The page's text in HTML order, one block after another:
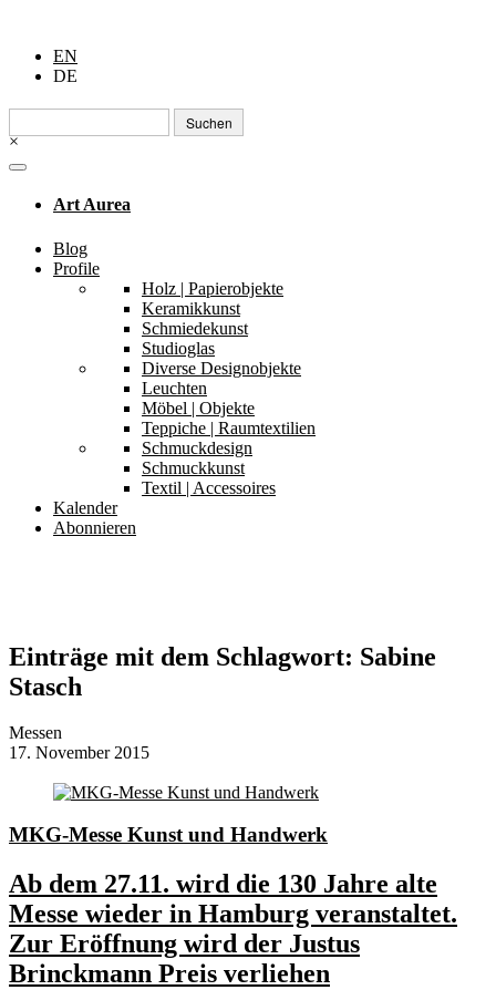
EN
DE
Suchen
nach:
×
Art Aurea
Blog
Profile
Holz | Papierobjekte
Keramikkunst
Schmiedekunst
Studioglas
Diverse Designobjekte
Leuchten
Möbel | Objekte
Teppiche | Raumtextilien
Schmuckdesign
Schmuckkunst
Textil | Accessoires
Kalender
Abonnieren
Einträge mit dem Schlagwort: Sabine
Stasch
Messen
17. November 2015
MKG-Messe Kunst und Handwerk
Ab dem 27.11. wird die 130 Jahre alte
Messe wieder in Hamburg veranstaltet.
Zur Eröffnung wird der Justus
Brinckmann Preis verliehen